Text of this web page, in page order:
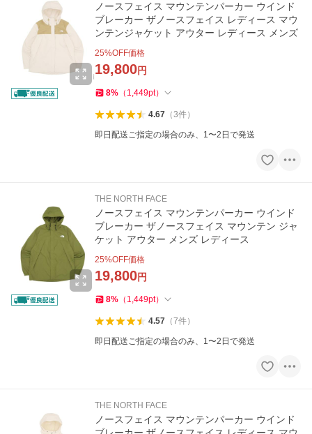
ノースフェイス マウンテンパーカー ウインド
ブレーカー ザノースフェイス レディース マウ
ンテンジャケット アウター レディース メンズ
25%OFF価格
19,800円
8% （ 1,449pt）
4.67（3件）
即日配送ご指定の場合のみ、1〜2日で発送
THE NORTH FACE
ノースフェイス マウンテンパーカー ウインド
ブレーカー ザノースフェイス マウンテン ジャ
ケット アウター メンズ レディース
25%OFF価格
19,800円
8% （ 1,449pt）
4.57（7件）
即日配送ご指定の場合のみ、1〜2日で発送
THE NORTH FACE
ノースフェイス マウンテンパーカー ウインド